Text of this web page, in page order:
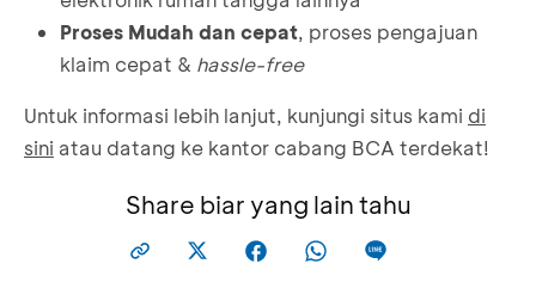
Proses Mudah dan cepat, proses pengajuan
klaim cepat & hassle-free
Untuk informasi lebih lanjut, kunjungi situs kami di
sini atau datang ke kantor cabang BCA terdekat!
Share biar yang lain tahu